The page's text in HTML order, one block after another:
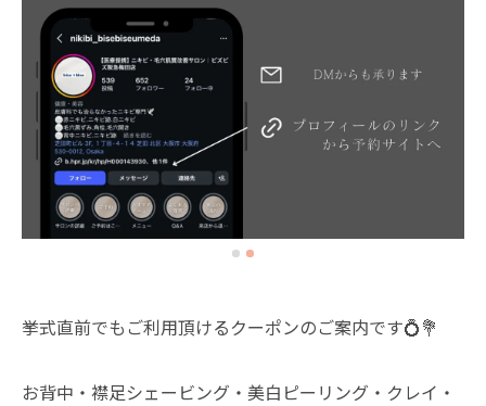
挙式直前でもご利用頂けるクーポンのご案内です💍💐
お背中・襟足シェービング・美白ピーリング・クレイ・